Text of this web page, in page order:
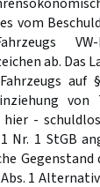
vom
ab. Das
auf §
-
Nr. 1 StGB
1